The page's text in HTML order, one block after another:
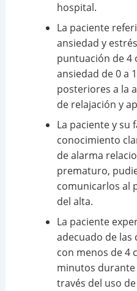
hospital.
La paciente
ansiedad y
puntuación de 4
ansiedad de 0 a
posteriores a la
de relajación y
La paciente y su
conocimiento
de alarma
prematuro,
comunicarlos al
del alta.
La paciente
adecuado de
con menos de 4
minutos durante
través del uso